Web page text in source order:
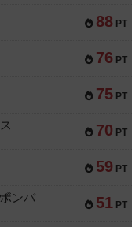
88 PT
76 PT
75 PT
70 PT
59 PT
51 PT
ンバ